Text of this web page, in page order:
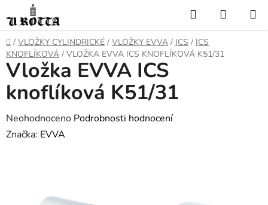
na
obsah
Hledat
KOŠÍK
DOMŮ
/ VLOŽKY CYLINDRICKÉ / VLOŽKY EVVA / ICS / ICS
KNOFLÍKOVÁ / VLOŽKA EVVA ICS KNOFLÍKOVÁ K51/31
Vložka EVVA ICS
knoflíková K51/31
Průměrné
hodnocení
Neohodnoceno Podrobnosti hodnocení
Značka: EVVA